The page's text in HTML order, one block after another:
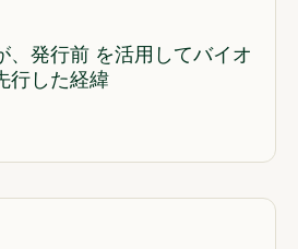
、発行前 を活用してバイオ
行した経緯